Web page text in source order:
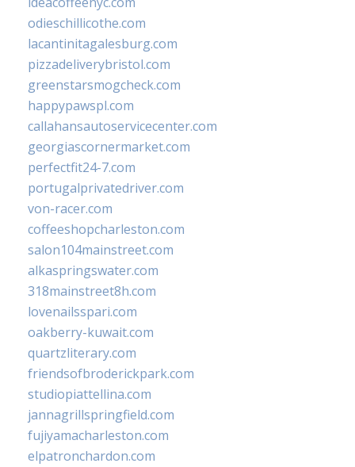
odieschillicothe.com
lacantinitagalesburg.com
pizzadeliverybristol.com
greenstarsmogcheck.com
happypawspl.com
callahansautoservicecenter.com
georgiascornermarket.com
perfectfit24-7.com
portugalprivatedriver.com
von-racer.com
coffeeshopcharleston.com
salon104mainstreet.com
alkaspringswater.com
318mainstreet8h.com
lovenailsspari.com
oakberry-kuwait.com
quartzliterary.com
friendsofbroderickpark.com
studiopiattellina.com
jannagrillspringfield.com
fujiyamacharleston.com
elpatronchardon.com